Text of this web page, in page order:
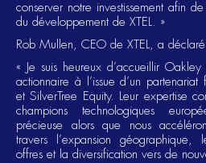
conserver notre investissement afin
du développement de XTEL. »
Rob Mullen, CEO de XTEL, a
« Je suis heureux d’accueillir
actionnaire à l’issue d’un
et SilverTree Equity. Leur expertise
champions technologiques
précieuse alors que nous
travers l’expansion
offres et la diversification vers de